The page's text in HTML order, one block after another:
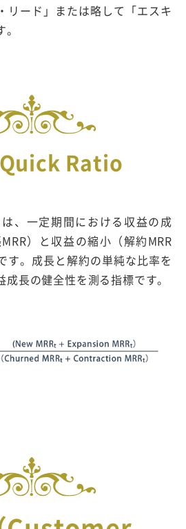
リード」または略して「エスキ
Ratio
、一定期間における収益の成
）と収益の縮小（解約MRR
す。成長と解約の単純な比率を
長の健全性を測る指標です。